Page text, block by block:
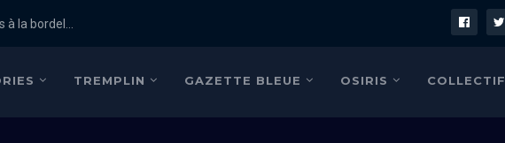
la bordel...
TREMPLIN GAZETTE BLEUE OSIRIS COLLECTIF